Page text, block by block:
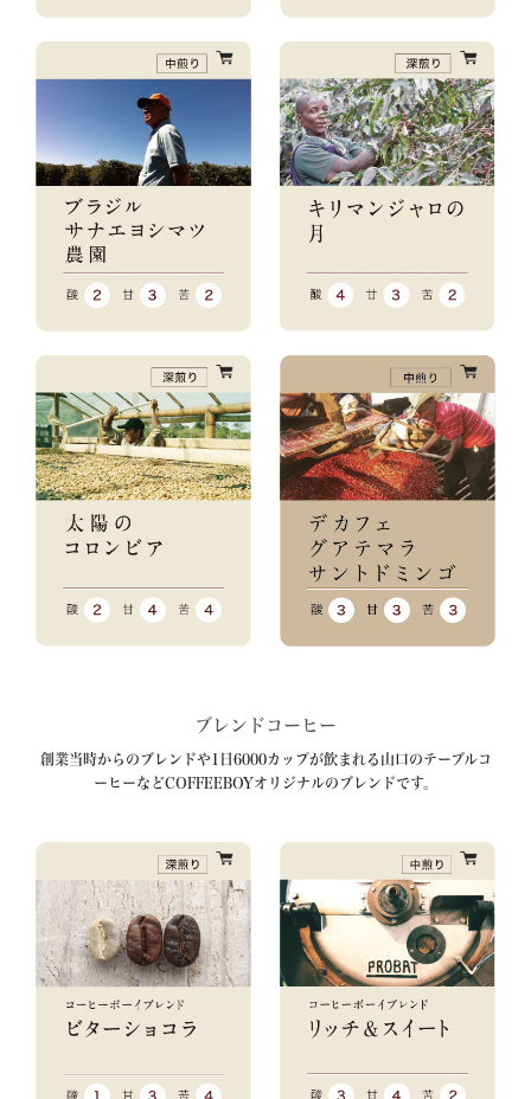
ブレンドコーヒー
創業当時からのブレンドや1日6000カップが飲まれる山口のテーブルコ
ーヒーなどCOFFEEBOYオリジナルのブレンドです。